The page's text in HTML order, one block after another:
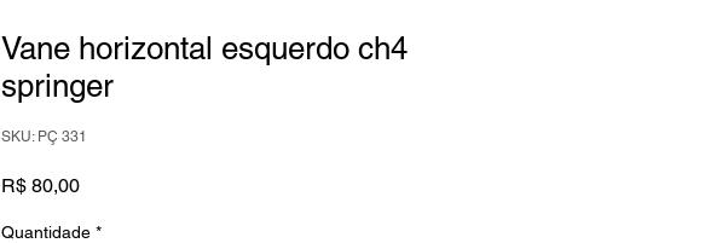
Vane horizontal esquerdo ch4
springer
SKU: PÇ 331
R$ 80,00Preço
Quantidade *